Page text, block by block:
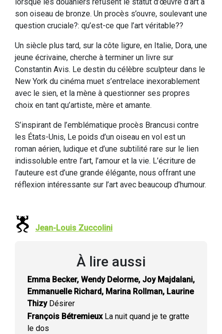
son oiseau de bronze. Un procès s’ouvre, soulevant une
question cruciale?: qu’est-ce que l’art véritable??
Un siècle plus tard, sur la côte ligure, en Italie, Dora, une
jeune écrivaine, cherche à terminer un livre sur
Constantin Avis. Le destin du célèbre sculpteur dans le
New York du cinéma muet s’entrelace inexorablement
avec le sien, et la mène à questionner ses propres
choix en tant qu’artiste, mère et amante.
S’inspirant de l’emblématique procès Brancusi contre
les États-Unis, Le poids d’un oiseau en vol est un
roman aérien, ludique et d’une subtilité rare sur le lien
indissoluble entre l’art, l’amour et la vie. L’écriture de
l’auteure est d’une grande élégante, nous offrant une
réflexion intéressante sur l’art avec beaucoup d’humour.
Jean-Louis Zuccolini
À lire aussi
Emma Becker, Wendy Delorme, Joy Majdalani,
Emmanuelle Richard, Marina Rollman, Laurine
ThizyDésirer
François BétremieuxLa nuit quand je te gratte
le dos